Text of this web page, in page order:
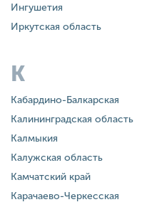
Ингушетия
Иркутская область
К
Кабардино-Балкарская
Калининградская область
Калмыкия
Калужская область
Камчатский край
Карачаево-Черкесская